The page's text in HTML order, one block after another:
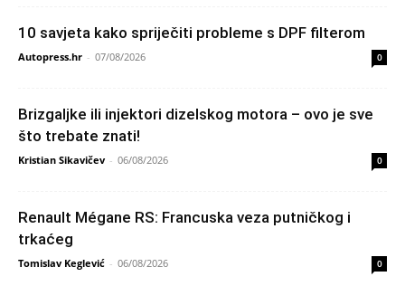
10 savjeta kako spriječiti probleme s DPF filterom
Autopress.hr - 07/08/2026 0
Brizgaljke ili injektori dizelskog motora – ovo je sve
što trebate znati!
Kristian Sikavičev - 06/08/2026 0
Renault Mégane RS: Francuska veza putničkog i
trkaćeg
Tomislav Keglević - 06/08/2026 0